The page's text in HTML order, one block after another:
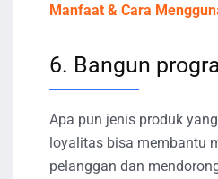
Manfaat & Cara
6. Bangun
Apa pun jenis produk
loyalitas bisa membantu
pelanggan dan